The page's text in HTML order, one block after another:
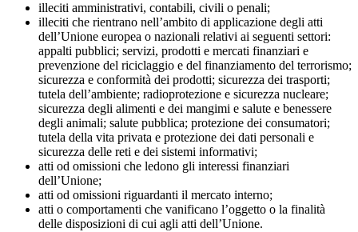
illeciti amministrativi, contabili, civili o penali;
illeciti che rientrano nell’ambito di applicazione degli atti
dell’Unione europea o nazionali relativi ai seguenti settori:
appalti pubblici; servizi, prodotti e mercati finanziari e
prevenzione del riciclaggio e del finanziamento del terrorismo;
sicurezza e conformità dei prodotti; sicurezza dei trasporti;
tutela dell’ambiente; radioprotezione e sicurezza nucleare;
sicurezza degli alimenti e dei mangimi e salute e benessere
degli animali; salute pubblica; protezione dei consumatori;
tutela della vita privata e protezione dei dati personali e
sicurezza delle reti e dei sistemi informativi;
atti od omissioni che ledono gli interessi finanziari
dell’Unione;
atti od omissioni riguardanti il mercato interno;
atti o comportamenti che vanificano l’oggetto o la finalità
delle disposizioni di cui agli atti dell’Unione.